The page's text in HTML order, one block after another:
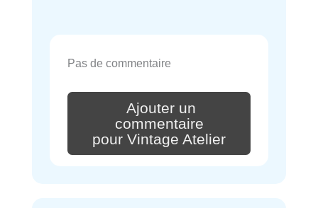
Pas de commentaire
Ajouter un
commentaire
pour Vintage Atelier